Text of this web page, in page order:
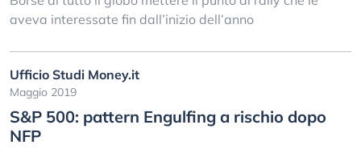
aveva interessate fin dall’inizio dell’anno
Ufficio Studi Money.it
Maggio 2019
S&P 500: pattern Engulfing a rischio dopo
NFP